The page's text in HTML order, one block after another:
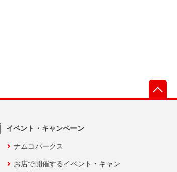
イベント・キャンペーン
ナムコパークス
お店で開催するイベント・キャン